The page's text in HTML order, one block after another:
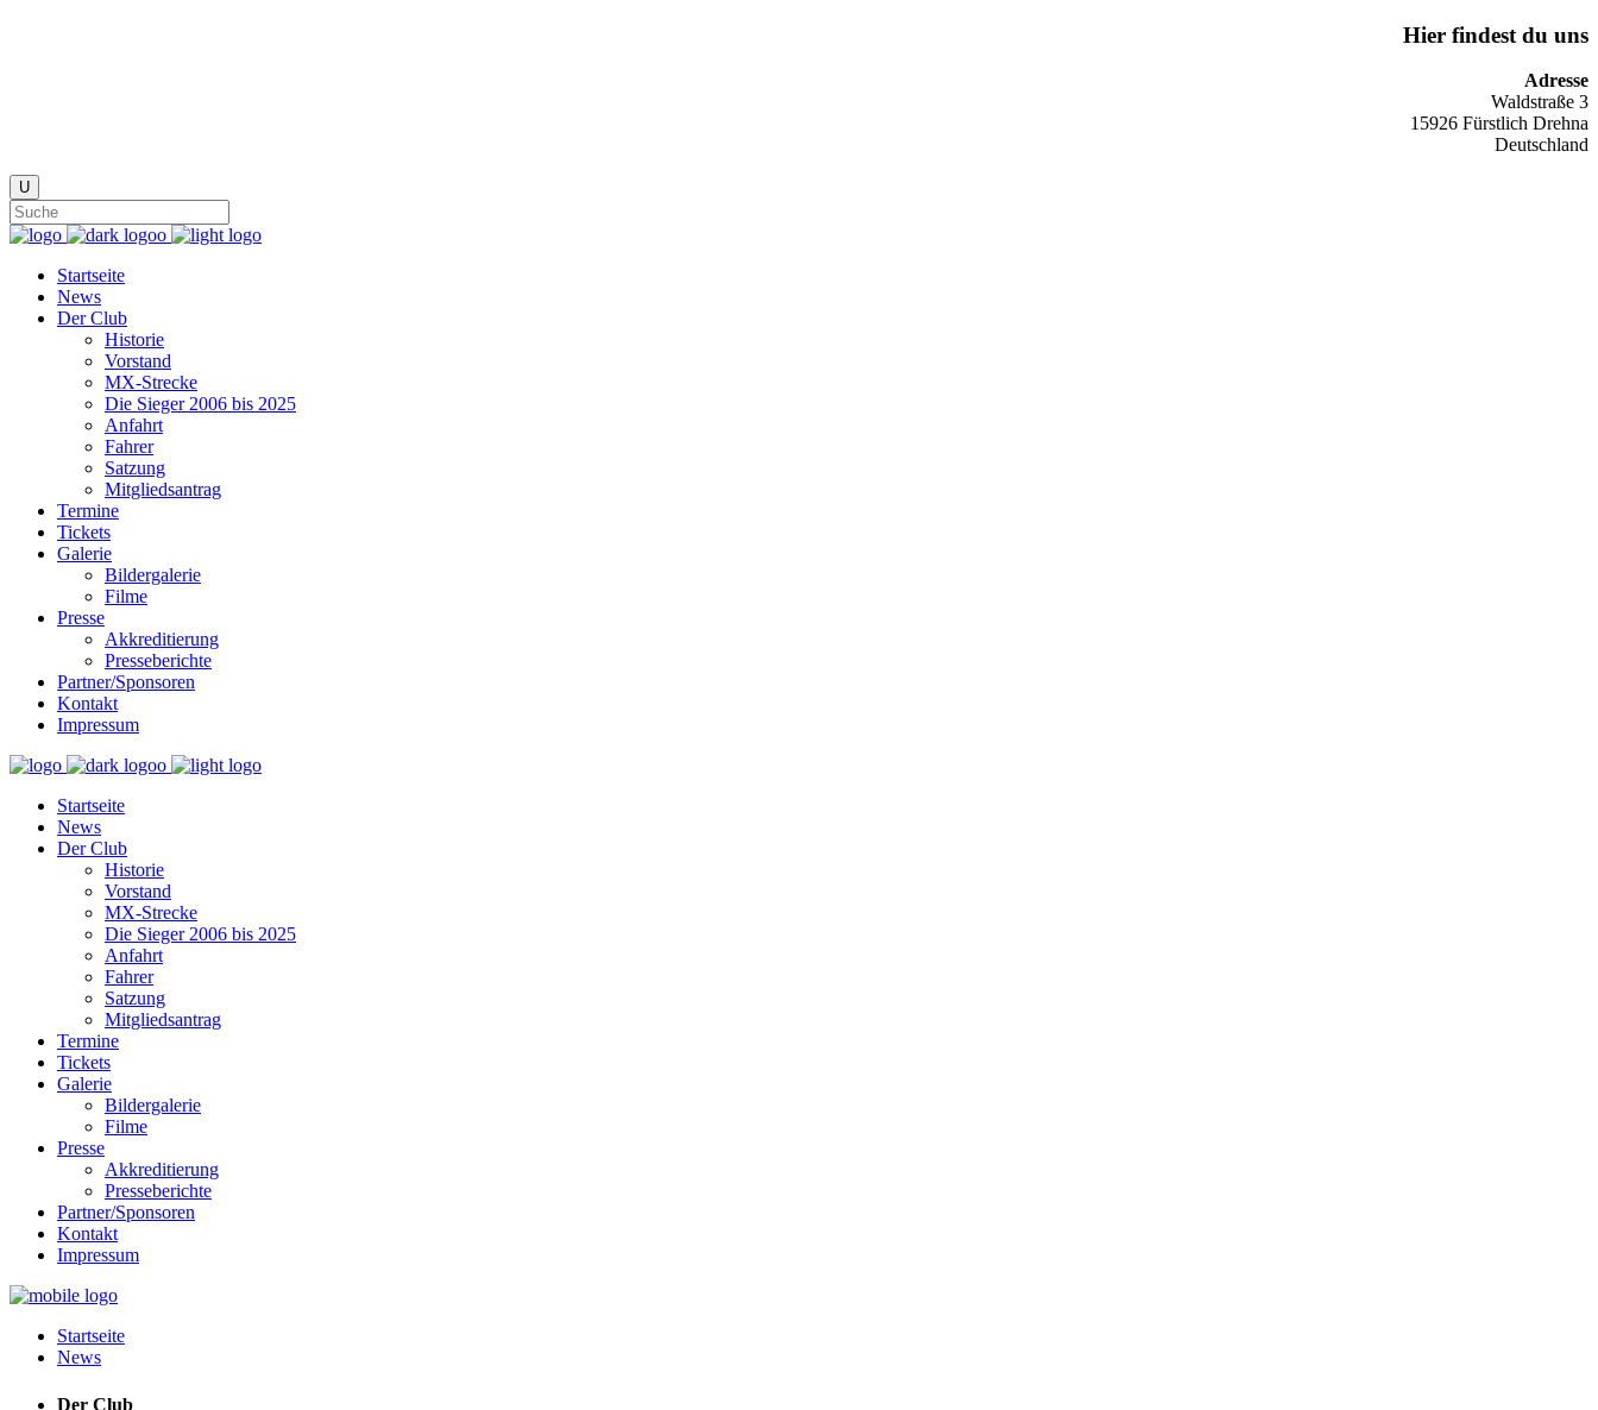
Hier findest du uns
Adresse
Waldstraße 3
15926 Fürstlich Drehna
Deutschland
Startseite
News
Der Club
Historie
Vorstand
MX-Strecke
Die Sieger 2006 bis 2025
Anfahrt
Fahrer
Satzung
Mitgliedsantrag
Termine
Tickets
Galerie
Bildergalerie
Filme
Presse
Akkreditierung
Presseberichte
Partner/Sponsoren
Kontakt
Impressum
Startseite
News
Der Club
Historie
Vorstand
MX-Strecke
Die Sieger 2006 bis 2025
Anfahrt
Fahrer
Satzung
Mitgliedsantrag
Termine
Tickets
Galerie
Bildergalerie
Filme
Presse
Akkreditierung
Presseberichte
Partner/Sponsoren
Kontakt
Impressum
Startseite
News
Der Club